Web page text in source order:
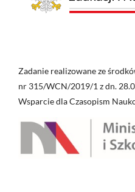
Zadanie realizowane ze
nr 315/WCN/2019/1 z dn.
Wsparcie dla Czasopism